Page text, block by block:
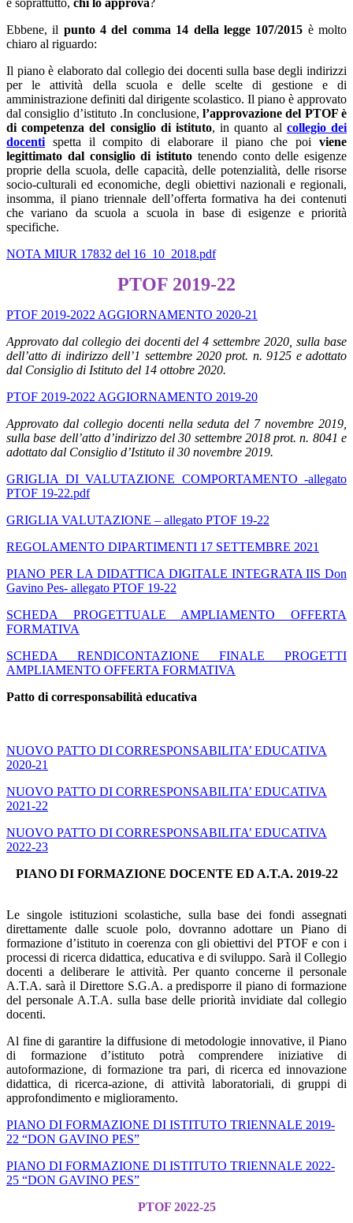
e soprattutto, chi lo approva?
Ebbene, il punto 4 del comma 14 della legge 107/2015 è molto
chiaro al riguardo:
Il piano è elaborato dal collegio dei docenti sulla base degli indirizzi
per le attività della scuola e delle scelte di gestione e di
amministrazione definiti dal dirigente scolastico. Il piano è approvato
dal consiglio d’istituto .In conclusione, l’approvazione del PTOF è
di competenza del consiglio di istituto, in quanto al collegio dei
docenti spetta il compito di elaborare il piano che poi viene
legittimato dal consiglio di istituto tenendo conto delle esigenze
proprie della scuola, delle capacità, delle potenzialità, delle risorse
socio-culturali ed economiche, degli obiettivi nazionali e regionali,
insomma, il piano triennale dell’offerta formativa ha dei contenuti
che variano da scuola a scuola in base di esigenze e priorità
specifiche.
NOTA MIUR 17832 del 16_10_2018.pdf
PTOF 2019-22
PTOF 2019-2022 AGGIORNAMENTO 2020-21
Approvato dal collegio dei docenti del 4 settembre 2020, sulla base
dell’atto di indirizzo dell’1 settembre 2020 prot. n. 9125 e adottato
dal Consiglio di Istituto del 14 ottobre 2020.
PTOF 2019-2022 AGGIORNAMENTO 2019-20
Approvato dal collegio docenti nella seduta del 7 novembre 2019,
sulla base dell’atto d’indirizzo del 30 settembre 2018 prot. n. 8041 e
adottato dal Consiglio d’Istituto il 30 novembre 2019.
GRIGLIA DI VALUTAZIONE COMPORTAMENTO -allegato
PTOF 19-22.pdf
GRIGLIA VALUTAZIONE – allegato PTOF 19-22
REGOLAMENTO DIPARTIMENTI 17 SETTEMBRE 2021
PIANO PER LA DIDATTICA DIGITALE INTEGRATA IIS Don
Gavino Pes- allegato PTOF 19-22
SCHEDA PROGETTUALE AMPLIAMENTO OFFERTA
FORMATIVA
SCHEDA RENDICONTAZIONE FINALE PROGETTI
AMPLIAMENTO OFFERTA FORMATIVA
Patto di corresponsabilità educativa
NUOVO PATTO DI CORRESPONSABILITA’ EDUCATIVA
2020-21
NUOVO PATTO DI CORRESPONSABILITA’ EDUCATIVA
2021-22
NUOVO PATTO DI CORRESPONSABILITA’ EDUCATIVA
2022-23
PIANO DI FORMAZIONE DOCENTE ED A.T.A. 2019-22
Le singole istituzioni scolastiche, sulla base dei fondi assegnati
direttamente dalle scuole polo, dovranno adottare un Piano di
formazione d’istituto in coerenza con gli obiettivi del PTOF e con i
processi di ricerca didattica, educativa e di sviluppo. Sarà il Collegio
docenti a deliberare le attività. Per quanto concerne il personale
A.T.A. sarà il Direttore S.G.A. a predisporre il piano di formazione
del personale A.T.A. sulla base delle priorità invidiate dal collegio
docenti.
Al fine di garantire la diffusione di metodologie innovative, il Piano
di formazione d’istituto potrà comprendere iniziative di
autoformazione, di formazione tra pari, di ricerca ed innovazione
didattica, di ricerca-azione, di attività laboratoriali, di gruppi di
approfondimento e miglioramento.
PIANO DI FORMAZIONE DI ISTITUTO TRIENNALE 2019-
22 “DON GAVINO PES”
PIANO DI FORMAZIONE DI ISTITUTO TRIENNALE 2022-
25 “DON GAVINO PES”
PTOF 2022-25